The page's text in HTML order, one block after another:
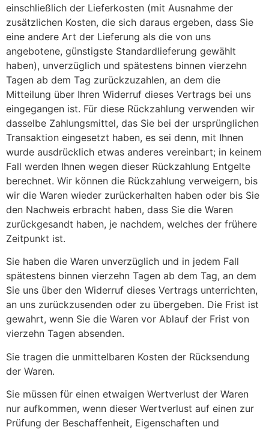
einschließlich der Lieferkosten (mit Ausnahme der
zusätzlichen Kosten, die sich daraus ergeben, dass Sie
eine andere Art der Lieferung als die von uns
angebotene, günstigste Standardlieferung gewählt
haben), unverzüglich und spätestens binnen vierzehn
Tagen ab dem Tag zurückzuzahlen, an dem die
Mitteilung über Ihren Widerruf dieses Vertrags bei uns
eingegangen ist. Für diese Rückzahlung verwenden wir
dasselbe Zahlungsmittel, das Sie bei der ursprünglichen
Transaktion eingesetzt haben, es sei denn, mit Ihnen
wurde ausdrücklich etwas anderes vereinbart; in keinem
Fall werden Ihnen wegen dieser Rückzahlung Entgelte
berechnet. Wir können die Rückzahlung verweigern, bis
wir die Waren wieder zurückerhalten haben oder bis Sie
den Nachweis erbracht haben, dass Sie die Waren
zurückgesandt haben, je nachdem, welches der frühere
Zeitpunkt ist.
Sie haben die Waren unverzüglich und in jedem Fall
spätestens binnen vierzehn Tagen ab dem Tag, an dem
Sie uns über den Widerruf dieses Vertrags unterrichten,
an uns zurückzusenden oder zu übergeben. Die Frist ist
gewahrt, wenn Sie die Waren vor Ablauf der Frist von
vierzehn Tagen absenden.
Sie tragen die unmittelbaren Kosten der Rücksendung
der Waren.
Sie müssen für einen etwaigen Wertverlust der Waren
nur aufkommen, wenn dieser Wertverlust auf einen zur
Prüfung der Beschaffenheit, Eigenschaften und